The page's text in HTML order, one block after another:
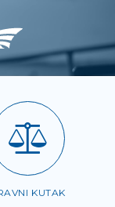
KUTAK